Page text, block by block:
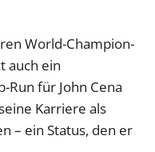
World-Champion-
auch ein
für John Cena
Karriere als
– ein Status, den er